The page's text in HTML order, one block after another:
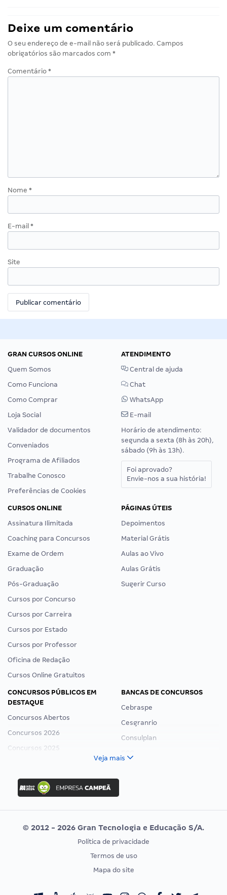
Deixe um comentário
O seu endereço de e-mail não será publicado. Campos
obrigatórios são marcados com *
Comentário *
Nome *
E-mail *
Site
GRAN CURSOS ONLINE
Quem Somos
Como Funciona
Como Comprar
Loja Social
Validador de documentos
Conveniados
Programa de Afiliados
Trabalhe Conosco
Preferências de Cookies
ATENDIMENTO
Central de ajuda
Chat
WhatsApp
E-mail
Horário de atendimento:
segunda a sexta (8h às 20h),
sábado (9h às 13h).
Foi aprovado?
Envie-nos a sua história!
CURSOS ONLINE
Assinatura Ilimitada
Coaching para Concursos
Exame de Ordem
Graduação
Pós-Graduação
Cursos por Concurso
Cursos por Carreira
Cursos por Estado
Cursos por Professor
Oficina de Redação
Cursos Online Gratuitos
PÁGINAS ÚTEIS
Depoimentos
Material Grátis
Aulas ao Vivo
Aulas Grátis
Sugerir Curso
CONCURSOS PÚBLICOS EM
DESTAQUE
Concursos Abertos
Concursos 2026
Concursos 2025
Concurso Nacional Unificado
Concurso Ibama
Concurso MPU
Editais publicados
BANCAS DE CONCURSOS
Cebraspe
Cesgranrio
Consulplan
Vunesp
CONCURSOS POR PROFISSÃO
Concursos Fiscais
EXAME DE ORDEM
Calendário OAB
Veja mais
© 2012 - 2026 Gran Tecnologia e Educação S/A.
Política de privacidade
Termos de uso
Mapa do site